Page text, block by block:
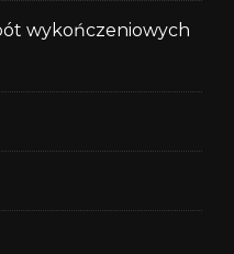
wykończeniowych